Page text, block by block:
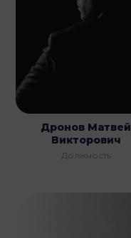
Дронов Матвей
Викторович
Должность